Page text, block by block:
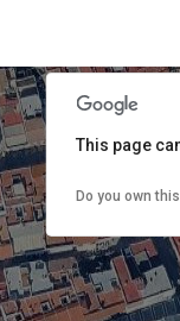
For
This page
Do you own